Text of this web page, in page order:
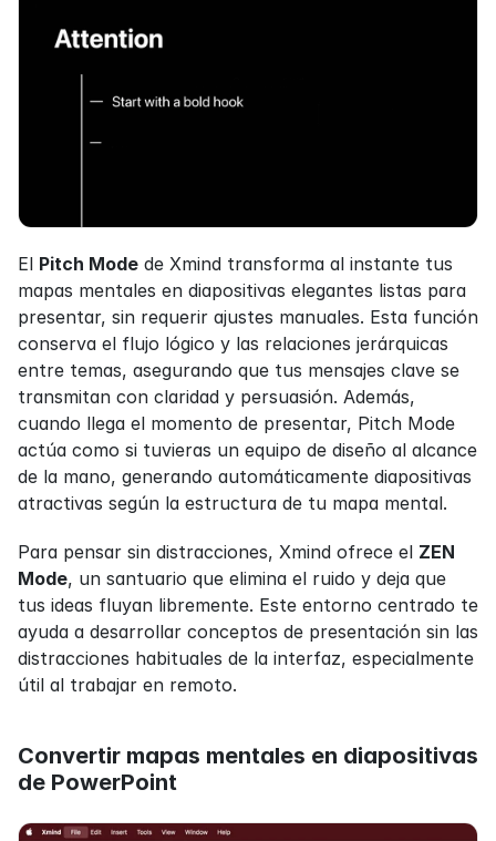
El Pitch Mode de Xmind transforma al instante tus
mapas mentales en diapositivas elegantes listas para
presentar, sin requerir ajustes manuales. Esta función
conserva el flujo lógico y las relaciones jerárquicas
entre temas, asegurando que tus mensajes clave se
transmitan con claridad y persuasión. Además,
cuando llega el momento de presentar, Pitch Mode
actúa como si tuvieras un equipo de diseño al alcance
de la mano, generando automáticamente diapositivas
atractivas según la estructura de tu mapa mental.
Para pensar sin distracciones, Xmind ofrece el ZEN
Mode, un santuario que elimina el ruido y deja que
tus ideas fluyan libremente. Este entorno centrado te
ayuda a desarrollar conceptos de presentación sin las
distracciones habituales de la interfaz, especialmente
útil al trabajar en remoto.
Convertir mapas mentales en diapositivas
de PowerPoint